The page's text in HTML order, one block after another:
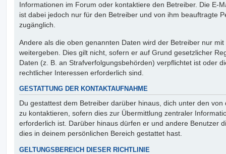
Informationen im Forum oder kontaktiere den Betreiber. Die E-
ist dabei jedoch nur für den Betreiber und von ihm beauftragte
zugänglich.
Andere als die oben genannten Daten wird der Betreiber nur
weitergeben. Dies gilt nicht, sofern er auf Grund gesetzlicher
Daten (z. B. an Strafverfolgungsbehörden) verpflichtet ist oder
rechtlicher Interessen erforderlich sind.
GESTATTUNG DER KONTAKTAUFNAHME
Du gestattest dem Betreiber darüber hinaus, dich unter den
zu kontaktieren, sofern dies zur Übermittlung zentraler
erforderlich ist. Darüber hinaus dürfen er und andere Benutzer
dies in deinem persönlichen Bereich gestattet hast.
GELTUNGSBEREICH DIESER RICHTLINIE